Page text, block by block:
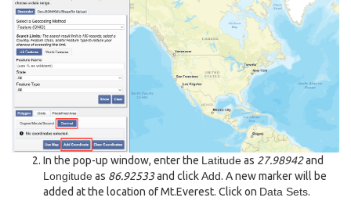
In the pop-up window, enter the Latitudeas 27.98942and
Longitudeas 86.92533and clickAdd. A new marker will be
added at the location of Mt.Everest. Click on Data Sets.